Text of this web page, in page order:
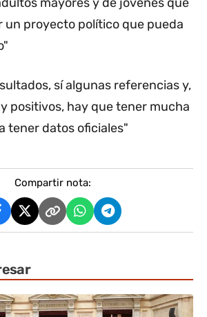
un proyecto político que pueda
sí algunas referencias y,
positivos, hay que tener mucha
tener datos oficiales"
Compartir nota: